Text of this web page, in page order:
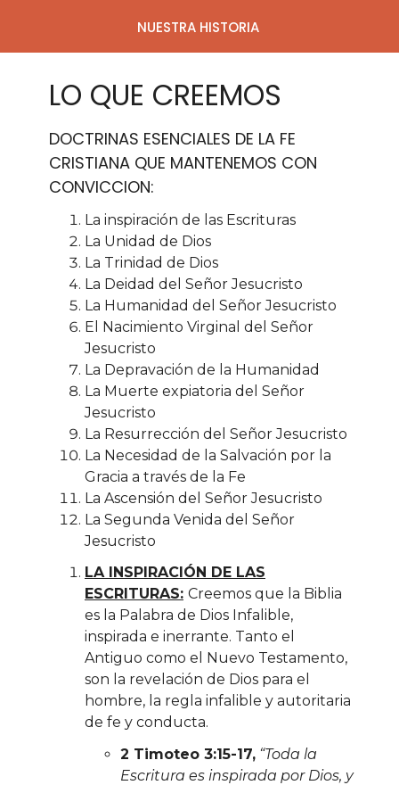
NUESTRA HISTORIA
LO QUE CREEMOS
DOCTRINAS ESENCIALES DE LA FE
CRISTIANA QUE MANTENEMOS CON
CONVICCION:
La inspiración de las Escrituras
La Unidad de Dios
La Trinidad de Dios
La Deidad del Señor Jesucristo
La Humanidad del Señor Jesucristo
El Nacimiento Virginal del Señor
Jesucristo
La Depravación de la Humanidad
La Muerte expiatoria del Señor
Jesucristo
La Resurrección del Señor Jesucristo
La Necesidad de la Salvación por la
Gracia a través de la Fe
La Ascensión del Señor Jesucristo
La Segunda Venida del Señor
Jesucristo
LA INSPIRACIÓN DE LAS
ESCRITURAS: Creemos que la Biblia
es la Palabra de Dios Infalible,
inspirada e inerrante. Tanto el
Antiguo como el Nuevo Testamento,
son la revelación de Dios para el
hombre, la regla infalible y autoritaria
de fe y conducta.
2 Timoteo 3:15-17, “Toda la
Escritura es inspirada por Dios, y